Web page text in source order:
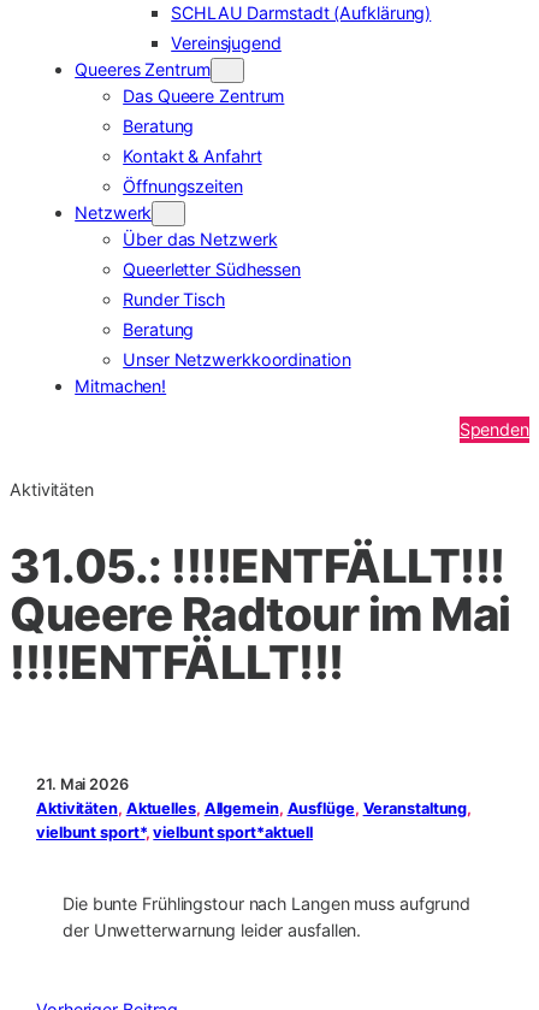
SCHLAU Darmstadt (Aufklärung)
Vereinsjugend
Queeres Zentrum
Das Queere Zentrum
Beratung
Kontakt & Anfahrt
Öffnungszeiten
Netzwerk
Über das Netzwerk
Queerletter Südhessen
Runder Tisch
Beratung
Unser Netzwerkkoordination
Mitmachen!
Spenden
Aktivitäten
31.05.: !!!!ENTFÄLLT!!!
Queere Radtour im Mai
!!!!ENTFÄLLT!!!
21. Mai 2026
Aktivitäten, Aktuelles, Allgemein, Ausflüge, Veranstaltung
vielbunt sport*, vielbunt sport*aktuell
Die bunte Frühlingstour nach Langen muss aufgrund
der Unwetterwarnung leider ausfallen.